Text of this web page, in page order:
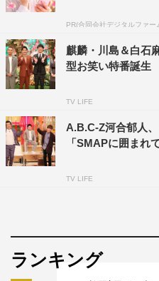
河合郁人
PR(合同会社デジタルファー
麒麟・川島＆白石
型お笑い特番誕生
TV LIFE
A.B.C-Z河合郁人
「SMAPに囲まれ
TV LIFE
ランキング